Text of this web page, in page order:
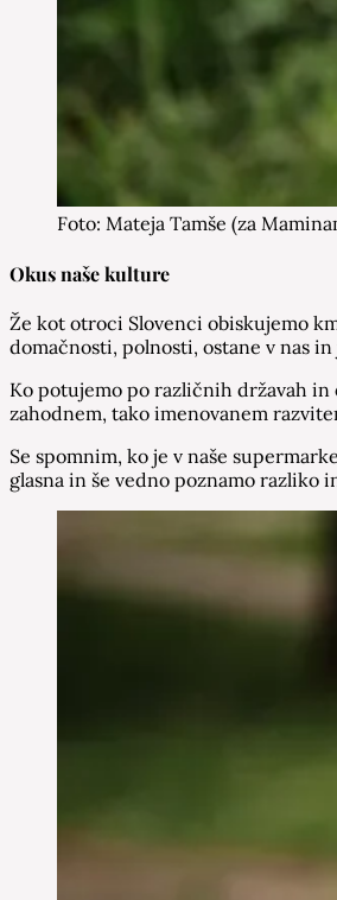
Foto: Mateja Tamše (za
Okus naše kulture
Že kot otroci Slovenci obiskujemo
domačnosti, polnosti, ostane v nas
Ko potujemo po različnih državah in
zahodnem, tako imenovanem
Se spomnim, ko je v naše
glasna in še vedno poznamo